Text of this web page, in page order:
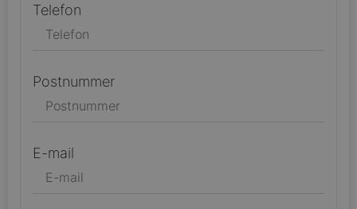
Telefon
Postnummer
E-mail